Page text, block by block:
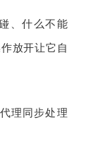
、什么不能
放开让它自
理同步处理